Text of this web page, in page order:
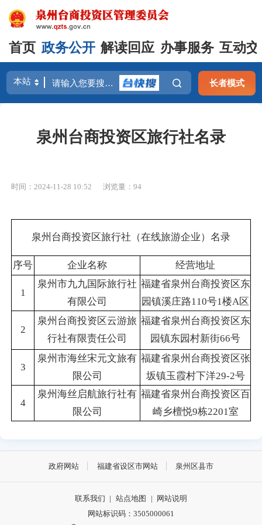
首页 政务公开 解读回应 办事服务 互动
长者模式
泉州台商投资区旅行社名录
时间：2024-11-28 10:52 浏览量： 94
泉州台商投资区旅行社（在线旅游企业）名录
序号 企业名称 经营地址
1
泉州市九九国际旅行社
有限公司
福建省泉州台商投资区东
园镇溪庄路110号1楼A区
2
泉州台商投资区云游旅
行社有限责任公司
福建省泉州台商投资区东
园镇东园村新街66号
3
泉州市海丝宋元文旅有
限公司
福建省泉州台商投资区张
坂镇玉霞村下洋29-2号
4
泉州海丝启航旅行社有
限公司
福建省泉州台商投资区百
崎乡檀悦9栋2201室
政府网站 福建省设区市网站 泉州区县市
联系我们 | 站点地图 |
网站说明
网站标识码：3505000061